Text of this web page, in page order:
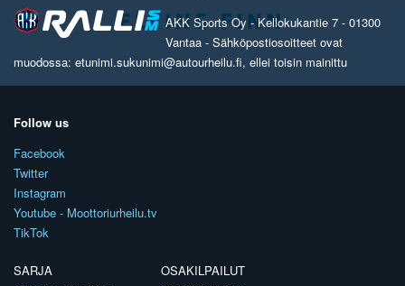
AKK Sports Oy - Kellokukantie 7 - 01300
Vantaa - Sähköpostiosoitteet ovat
muodossa: etunimi.sukunimi@autourheilu.fi, ellei toisin mainittu
Follow us
Facebook
Twitter
Instagram
Youtube - Moottoriurheilu.tv
TikTok
SARJA
OSAKILPAILUT